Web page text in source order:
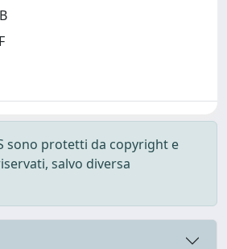
sono protetti da copyright e
salvo diversa